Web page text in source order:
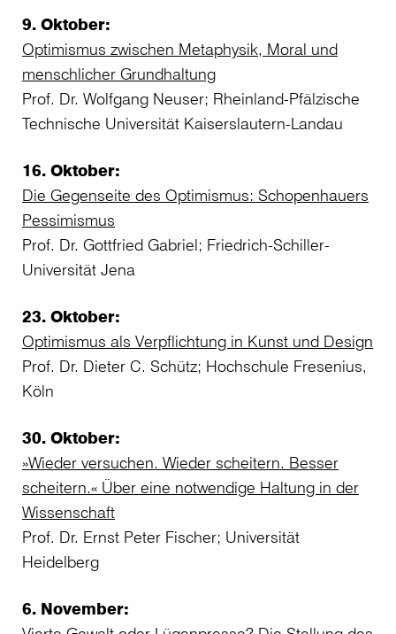
9. Oktober:
Optimismus zwischen Metaphysik, Moral und
menschlicher Grundhaltung
Prof. Dr. Wolfgang Neuser; Rheinland-Pfälzische
Technische Universität Kaiserslautern-Landau
16. Oktober:
Die Gegenseite des Optimismus: Schopenhauers
Pessimismus
Prof. Dr. Gottfried Gabriel; Friedrich-Schiller-
Universität Jena
23. Oktober:
Optimismus als Verpflichtung in Kunst und Design
Prof. Dr. Dieter C. Schütz; Hochschule Fresenius,
Köln
30. Oktober:
»Wieder versuchen. Wieder scheitern. Besser
scheitern.« Über eine notwendige Haltung in der
Wissenschaft
Prof. Dr. Ernst Peter Fischer; Universität
Heidelberg
6. November: